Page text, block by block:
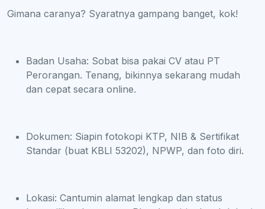
Gimana caranya? Syaratnya gampang banget, kok!
Badan Usaha: Sobat bisa pakai CV atau PT
Perorangan. Tenang, bikinnya sekarang mudah
dan cepat secara online.
Dokumen: Siapin fotokopi KTP, NIB & Sertifikat
Standar (buat KBLI 53202), NPWP, dan foto diri.
Lokasi: Cantumin alamat lengkap dan status